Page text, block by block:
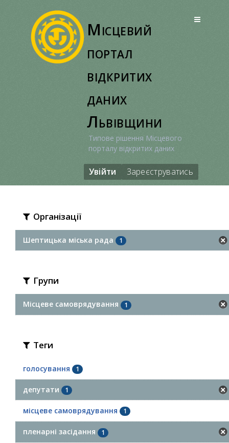
Місцевий
портал
відкритих
даних
Львівщини
Типове рішення Місцевого
порталу відкритих даних
Увійти Зареєструватись
Організації
Шептицька міська рада 1
Групи
Місцеве самоврядування 1
Теги
голосування 1
депутати 1
місцеве самоврядування 1
пленарні засідання 1